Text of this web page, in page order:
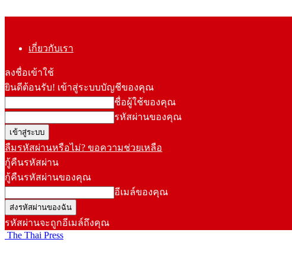
เกี่ยวกับเรา
ลงชื่อเข้าใช้
ยินดีต้อนรับ! เข้าสู่ระบบบัญชีของคุณ
ชื่อผู้ใช้ของคุณ
รหัสผ่านของคุณ
ลืมรหัสผ่านหรือไม่? ขอความช่วยเหลือ
กู้คืนรหัสผ่าน
กู้คืนรหัสผ่านของคุณ
อีเมล์ของคุณ
รหัสผ่านจะถูกอีเมล์ถึงคุณ
The Thai Press